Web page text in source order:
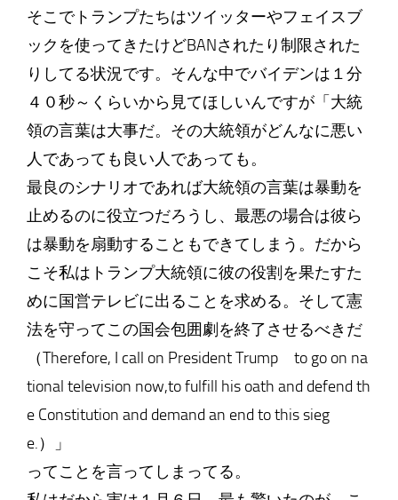
そこでトランプたちはツイッターやフェイスブ
ックを使ってきたけどBANされたり制限された
りしてる状況です。そんな中でバイデンは１分
４０秒～くらいから見てほしいんですが「大統
領の言葉は大事だ。その大統領がどんなに悪い
人であっても良い人であっても。
最良のシナリオであれば大統領の言葉は暴動を
止めるのに役立つだろうし、最悪の場合は彼ら
は暴動を扇動することもできてしまう。だから
こそ私はトランプ大統領に彼の役割を果たすた
めに国営テレビに出ることを求める。そして憲
法を守ってこの国会包囲劇を終了させるべきだ
（Therefore, I call on President Trump to go on na
tional television now,to fulfill his oath and defend th
e Constitution and demand an end to this sieg
e.）」
ってことを言ってしまってる。